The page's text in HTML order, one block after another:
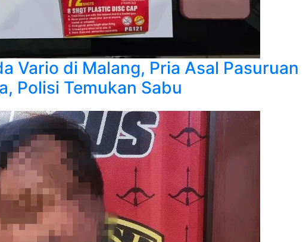
Vario di Malang, Pria Asal Pasuruan
Polisi Temukan Sabu